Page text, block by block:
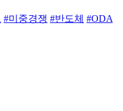
#미중경쟁 #반도체 #ODA